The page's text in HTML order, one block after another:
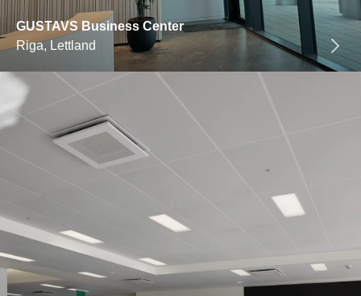
GUSTAVS Business Center
Riga, Lettland